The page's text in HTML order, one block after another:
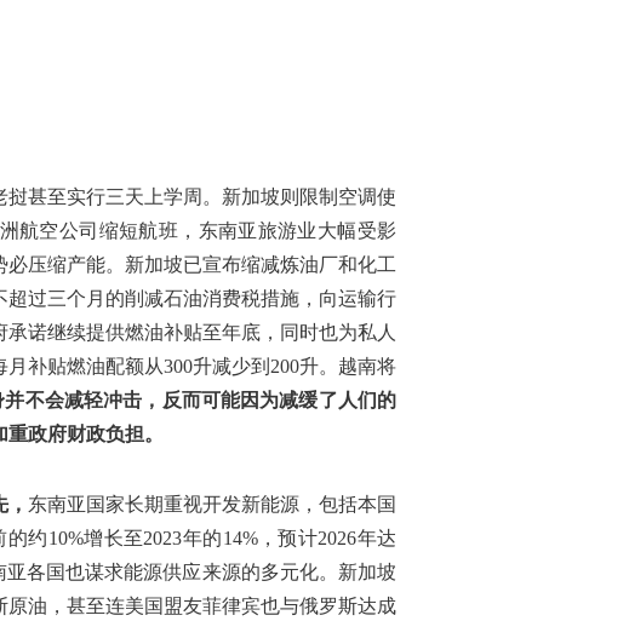
甚至实行三天上学周。新加坡则限制空调使
航空公司缩短航班，东南亚旅游业大幅受影
压缩产能。新加坡已宣布缩减炼油厂和化工
过三个月的削减石油消费税措施，向运输行
诺继续提供燃油补贴至年底，同时也为私人
补贴燃油配额从300升减少到200升。越南将
不会减轻冲击，反而可能因为减缓了人们的
政府财政负担。
， 东南亚国家长期重视开发新能源，包括本国
约10%增长至2023年的14%，预计2026年达
亚各国也谋求能源供应来源的多元化。新加坡
油，甚至连美国盟友菲律宾也与俄罗斯达成